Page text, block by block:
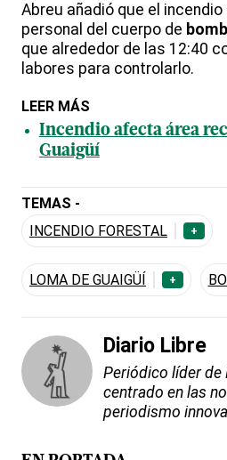
Abreu añadió que el
personal del cuerpo de
que alrededor de las 12:40
labores para controlarlo.
LEER MÁS
Incendio afecta área
Guaigüí
TEMAS -
INCENDIO FORESTAL
+
LOMA DE GUAIGÜÍ +
Diario Libre
Periódico líder de
centrado en las
periodismo